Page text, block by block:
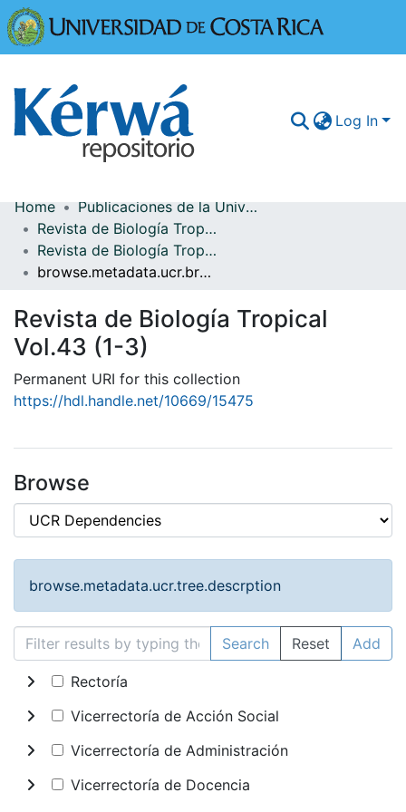
Log In
Communities & Collections
More Information
Statistics
Home
Publicaciones de la Universidad de Costa Rica
Revista de Biología Tropical
Revista de Biología Tropical Vol.43 (1-3)
browse.metadata.ucr.breadcrumbs
Revista de Biología Tropical
Vol.43 (1-3)
Permanent URI for this collection
https://hdl.handle.net/10669/15475
Browse
browse.metadata.ucr.tree.descrption
Search Reset Add
Rectoría
Vicerrectoría de Acción Social
Vicerrectoría de Administración
Vicerrectoría de Docencia